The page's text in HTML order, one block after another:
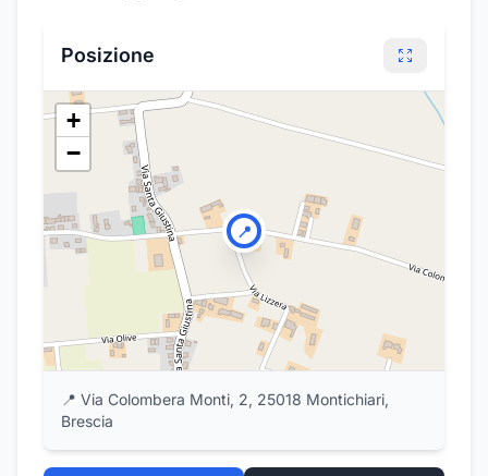
Posizione
📍
+
−
📍 Via Colombera Monti, 2, 25018 Montichiari,
Brescia